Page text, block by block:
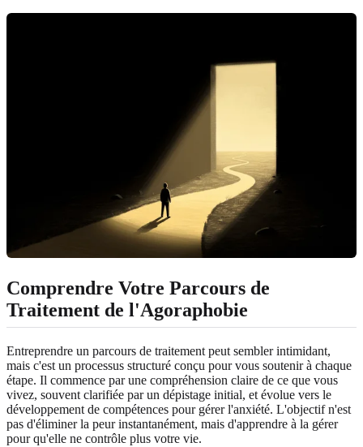
Comprendre Votre Parcours de
Traitement de l'Agoraphobie
Entreprendre un parcours de traitement peut sembler intimidant,
mais c'est un processus structuré conçu pour vous soutenir à chaque
étape. Il commence par une compréhension claire de ce que vous
vivez, souvent clarifiée par un dépistage initial, et évolue vers le
développement de compétences pour gérer l'anxiété. L'objectif n'est
pas d'éliminer la peur instantanément, mais d'apprendre à la gérer
pour qu'elle ne contrôle plus votre vie.